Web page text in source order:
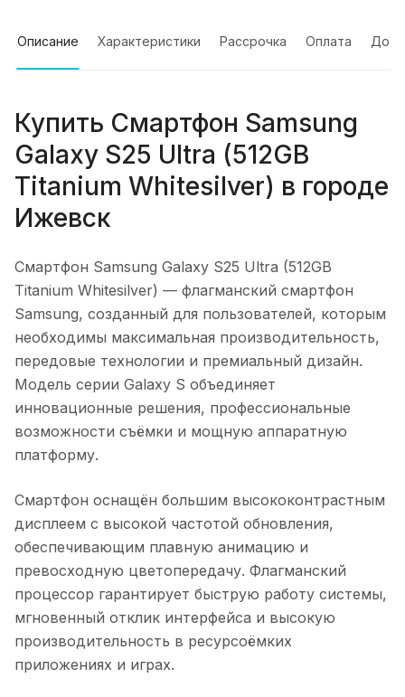
Описание Характеристики Рассрочка Оплата
Купить Смартфон Samsung
Galaxy S25 Ultra (512GB
Titanium Whitesilver) в городе
Ижевск
Смартфон Samsung Galaxy S25 Ultra (512GB
Titanium Whitesilver) — флагманский смартфон
Samsung, созданный для пользователей, которым
необходимы максимальная производительность,
передовые технологии и премиальный дизайн.
Модель серии Galaxy S объединяет
инновационные решения, профессиональные
возможности съёмки и мощную аппаратную
платформу.
Смартфон оснащён большим высококонтрастным
дисплеем с высокой частотой обновления,
обеспечивающим плавную анимацию и
превосходную цветопередачу. Флагманский
процессор гарантирует быструю работу системы,
мгновенный отклик интерфейса и высокую
производительность в ресурсоёмких
приложениях и играх.